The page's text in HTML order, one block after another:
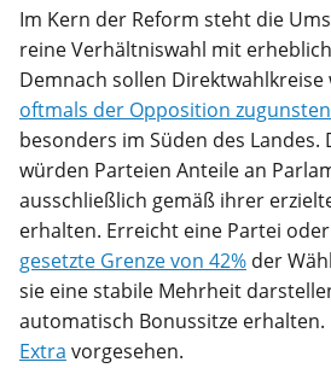
Im Kern der Reform steht die
reine Verhältniswahl mit
Demnach sollen Direktwahlkreise
oftmals der Opposition
besonders im Süden des Landes.
würden Parteien Anteile an
ausschließlich gemäß ihrer
erhalten. Erreicht eine Partei
gesetzte Grenze von 42% der
sie eine stabile Mehrheit
automatisch Bonussitze erhalten.
Extra vorgesehen.